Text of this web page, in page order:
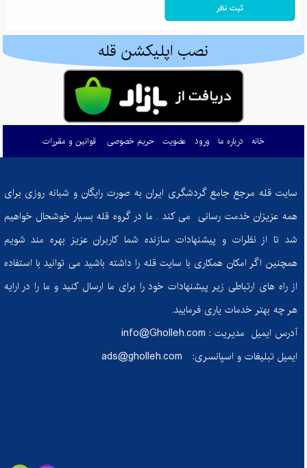
پاییز در کوهستان: راهنمای کامل برای آمادگی و تجهیزات ضروری کوهنوردی
ادموند هیلاری: تسخیرکننده اورست و نماد اراده بشری
گم شدن در طبیعت: راهنمای بقا و بازگشت ایمن در کوه و جنگل
کوله‌پشتی‌های کوهنوردی: راهنمای انتخاب هوشمندانه برای صعود به قله‌های موفقیت
چطور زندگی‌تان را تحت کنترل درآورید: معرفی کتاب "ذهن حواس جمع"
مرداب دیوک؛ نگینی پنهان در دل جنگل‌های سرسبز کلاردشت
از تصمیم تا دستاورد: چگونه در مسیر تناسب اندام ثابت‌قدم بمانیم؟
چرا باید به خواب راحت اهمیت بدهیم؟ عوارض خوابیدن با ناراحتی برای سلامتی شما
چشمه‌های جادویی فریدون: نگین‌های پنهان در دل کوه‌های اصفهان
اسکی با اطمینان: راهنمای جامع برای مقابله با خطرات و حفظ ایمنی در پیست
معرفی کتاب چگونه با هر کسی صحبت کنیم
رازهای کش لوپ: ابزار کوچک، نتایج بزرگ برای ورزش و تناسب اندام
نصب اپلیکشن قله
خانه درباره ما ورود عضویت حریم خصوصی قوانین و مقررات
سایت قله مرجع جامع گردشگری ایران به صورت رایگان و شبانه روزی برای
همه عزیزان خدمت رسانی می کند . ما در گروه قله بسیار خوشحال خواهیم
شد تا از نظرات و پیشنهادات سازنده شما کاربران عزیز بهره مند شویم
همچنین اگر امکان همکاری با سایت قله را داشته باشید می توانید با استفاده
از راه های ارتباطی زیر پیشنهادات خود را برای ما ارسال کنید و ما را در ارایه
هر چه بهتر خدمات یاری فرمایید.
آدرس ایمیل مدیریت : info@Gholleh.com
ایمیل تبلیغات و اسپانسری: ads@gholleh.com